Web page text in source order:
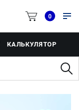
0
КАЛЬКУЛЯТОР